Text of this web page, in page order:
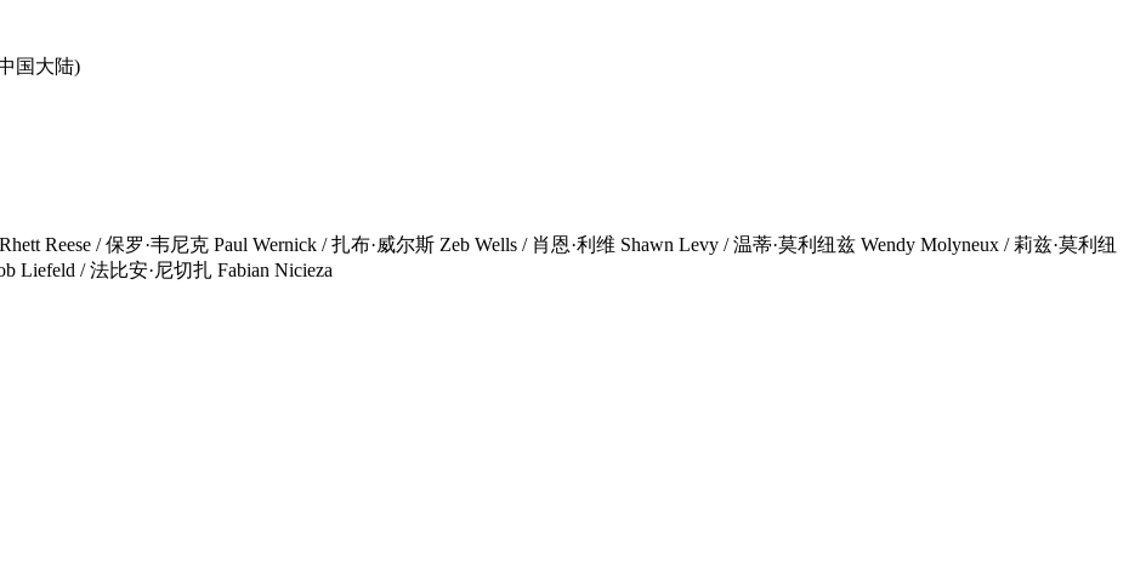
国大陆)
/ 保罗·韦尼克 Paul Wernick / 扎布·威尔斯 Zeb Wells / 肖恩·利维 Shawn Levy / 温蒂·莫利纽兹 Wendy Molyneux / 莉兹·莫利纽
Liefeld / 法比安·尼切扎 Fabian Nicieza